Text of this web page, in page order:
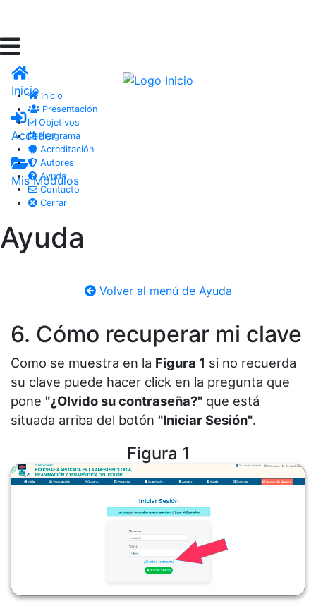
Inicio
Acceder
Mis Módulos
Inicio
Presentación
Objetivos
Programa
Acreditación
Autores
Ayuda
Contacto
Cerrar
Ayuda
Volver al menú de Ayuda
6. Cómo recuperar mi clave
Como se muestra en la Figura 1 si no recuerda
su clave puede hacer click en la pregunta que
pone "¿Olvido su contraseña?" que está
situada arriba del botón "Iniciar Sesión".
Figura 1